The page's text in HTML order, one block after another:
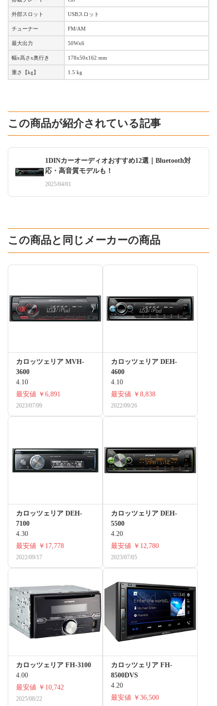
外部スロット USBスロット
チューナー FM/AM
最大出力 50Wx6
幅x高さx奥行き 178x50x162 mm
重さ【kg】 1.5 kg
この商品が紹介されている記事
1DINカーオーディオおすすめ12選｜Bluetooth対
応・高音質モデルも！
2025/04/01
この商品と同じメーカーの商品
カロッツェリア MVH-
3600
4.10
最安値 ￥6,891
2023/07/09
カロッツェリア DEH-
4600
4.10
最安値 ￥8,838
2022/09/26
カロッツェリア DEH-
7100
4.30
最安値 ￥17,778
2022/09/17
カロッツェリア DEH-
5500
4.20
最安値 ￥12,780
2023/07/05
カロッツェリア FH-3100
4.00
最安値 ￥10,742
2025/08/22
カロッツェリア FH-
8500DVS
4.20
最安値 ￥36,500